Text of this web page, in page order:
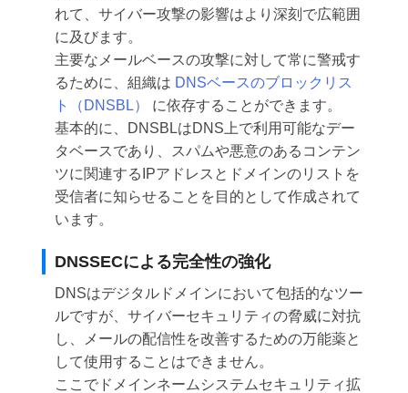
れて、サイバー攻撃の影響はより深刻で広範囲
に及びます。
主要なメールベースの攻撃に対して常に警戒す
るために、組織は DNSベースのブロックリス
ト（DNSBL）
に依存することができます。
基本的に、DNSBLはDNS上で利用可能なデー
タベースであり、スパムや悪意のあるコンテン
ツに関連するIPアドレスとドメインのリストを
受信者に知らせることを目的として作成されて
います。
DNSSECによる完全性の強化
DNSはデジタルドメインにおいて包括的なツー
ルですが、サイバーセキュリティの脅威に対抗
し、メールの配信性を改善するための万能薬と
して使用することはできません。
ここでドメインネームシステムセキュリティ拡